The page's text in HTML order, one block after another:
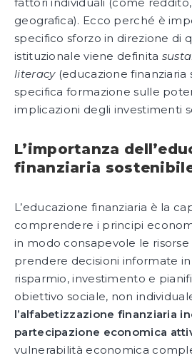
fattori individuali (come
geografica). Ecco perché è
specifico sforzo in direzione di
istituzionale viene definita
literacy(educazione finanziaria
specifica formazione sulle
implicazioni degli investimenti
L’importanza
finanziaria
L’educazione finanziaria è la
comprendere i principi
in modo consapevole le risorse
prendere decisioni informate
risparmio, investimento e
obiettivo sociale, non
l’alfabetizzazione finanziaria
partecipazione economica
vulnerabilità economica